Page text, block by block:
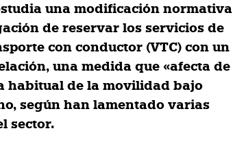
una modificación normativa
de reservar los servicios de
con conductor (VTC) con un
una medida que «afecta de
habitual de la movilidad bajo
según han lamentado varias
sector.